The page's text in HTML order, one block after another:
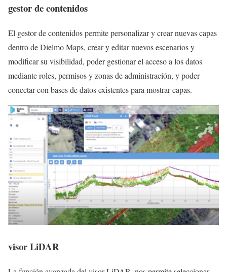
gestor de contenidos
El gestor de contenidos permite personalizar y crear nuevas capas
dentro de Dielmo Maps, crear y editar nuevos escenarios y
modificar su visibilidad, poder gestionar el acceso a los datos
mediante roles, permisos y zonas de administración, y poder
conectar con bases de datos existentes para mostrar capas.
visor LiDAR